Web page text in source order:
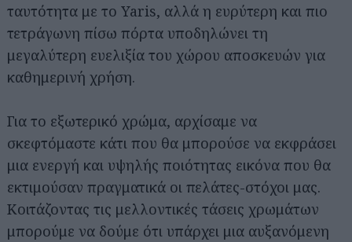
ταυτότητα με το Yaris, αλλά η ευρύτερη και πιο
τετράγωνη πίσω πόρτα υποδηλώνει τη
μεγαλύτερη ευελιξία του χώρου αποσκευών για
καθημερινή χρήση.
Για το εξωτερικό χρώμα, αρχίσαμε να
σκεφτόμαστε κάτι που θα μπορούσε να εκφράσει
μια ενεργή και υψηλής ποιότητας εικόνα που θα
εκτιμούσαν πραγματικά οι πελάτες-στόχοι μας.
Κοιτάζοντας τις μελλοντικές τάσεις χρωμάτων
μπορούμε να δούμε ότι υπάρχει μια αυξανόμενη